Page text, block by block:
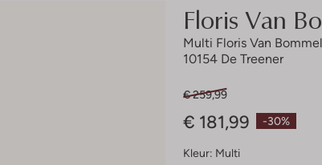
Floris Van
Multi Floris Van
10154 De Treener
-30%
€ 259,99
€ 181,99
Kleur: Multi